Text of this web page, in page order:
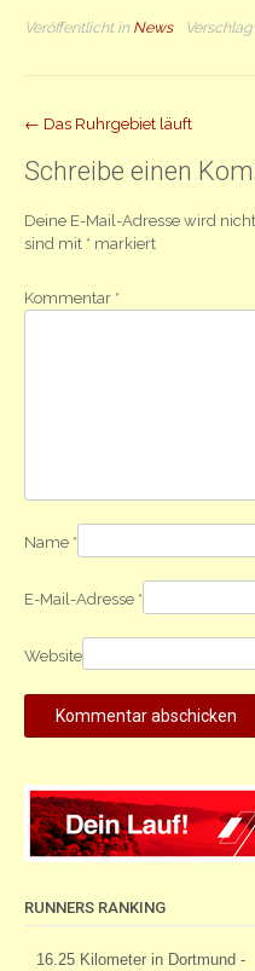
Veröffentlicht in News
Beitrag
Navigation
← Das Ruhrgebiet läuft
Schreibe einen
Deine E-Mail-Adresse wird
sind mit * markiert
Kommentar *
Name *
E-Mail-Adresse *
Website
RUNNERS RANKING